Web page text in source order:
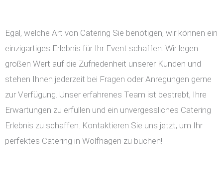
Egal, welche Art von Catering Sie benötigen, wir können ein
einzigartiges Erlebnis für Ihr Event schaffen. Wir legen
großen Wert auf die Zufriedenheit unserer Kunden und
stehen Ihnen jederzeit bei Fragen oder Anregungen gerne
zur Verfügung. Unser erfahrenes Team ist bestrebt, Ihre
Erwartungen zu erfüllen und ein unvergessliches Catering
Erlebnis zu schaffen. Kontaktieren Sie uns jetzt, um Ihr
perfektes Catering in Wolfhagen zu buchen!